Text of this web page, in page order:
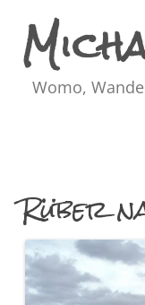
Womo,
Rüber